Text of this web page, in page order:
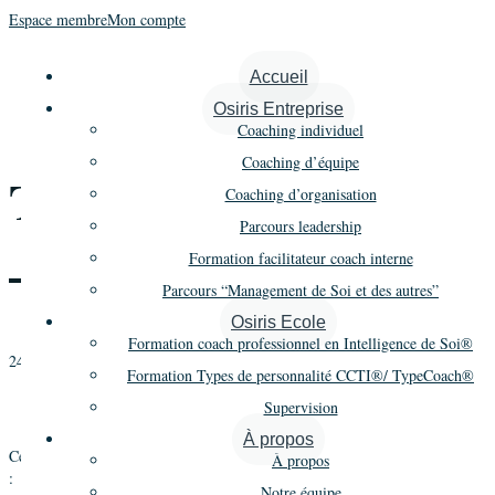
Espace membreMon compte
Accueil
Osiris Entreprise
Coaching individuel
Coaching d’équipe
Coaching d’organisation
Parcours leadership
Formation facilitateur coach interne
Parcours “Management de Soi et des autres”
Osiris Ecole
Formation coach professionnel en Intelligence de Soi®
Formation Types de personnalité CCTI®/ TypeCoach®
Supervision
À propos
À propos
« Tous les Évènements
Types de personnalité
– Jours 4 et 5
24 janvier 2019
Formation Coaching – Promo 20 – 3e année – Module 2
Cette formation
Types de personnalité se déroule sur
: